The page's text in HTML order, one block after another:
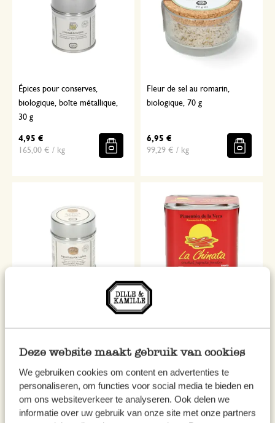
Deze website maakt gebruik van cookies
We gebruiken cookies om content en advertenties te
personaliseren, om functies voor social media te bieden en
om ons websiteverkeer te analyseren. Ook delen we
informatie over uw gebruik van onze site met onze partners
Épices pour conserves,
biologique, boîte métallique,
30 g
4,95 €
165,00 € / kg
Fleur de sel au romarin,
biologique, 70 g
6,95 €
99,29 € / kg
Épices pour tarte aux pommes,
biologique, boîte métallique,
141,43 € / kg
piquant, fumé, 70 g
64,29 € / kg